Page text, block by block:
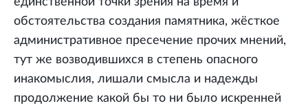
обстоятельства создания памятника, жёсткое
административное пресечение прочих мнений,
тут же возводившихся в степень опасного
инакомыслия, лишали смысла и надежды
продолжение какой бы то ни было искренней